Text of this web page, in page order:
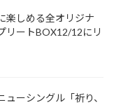
楽しめる全オリジナ
リートBOX12/12にリ
ーシングル「祈り、